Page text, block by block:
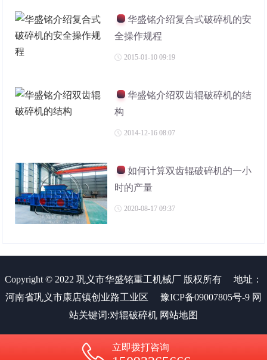
华盛铭介绍复合式破碎机的安
全操作规程
2015-01-10 09:19
华盛铭介绍双齿辊破碎机的结
构
2014-12-16 08:07
如何计算双齿辊破碎机的一小
时的产量
2020-08-17 09:37
Copyright © 2022 巩义市华盛铭重工机械厂 版权所有
地址：
河南省巩义市康店镇创业路工业区
豫ICP备09007805号-9 网
站关键词:对辊破碎机 网站地图
立即拨打咨询